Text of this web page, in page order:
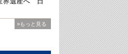
»もっと見る